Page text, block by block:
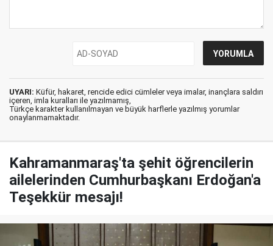
UYARI: Küfür, hakaret, rencide edici cümleler veya imalar, inançlara saldırı
içeren, imla kuralları ile yazılmamış,
Türkçe karakter kullanılmayan ve büyük harflerle yazılmış yorumlar
onaylanmamaktadır.
Kahramanmaraş'ta şehit öğrencilerin
ailelerinden Cumhurbaşkanı Erdoğan'a
Teşekkür mesajı!